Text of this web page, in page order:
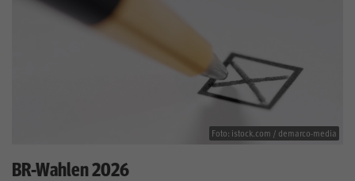
Foto: istock.com / demarco-media
BR-Wahlen 2026